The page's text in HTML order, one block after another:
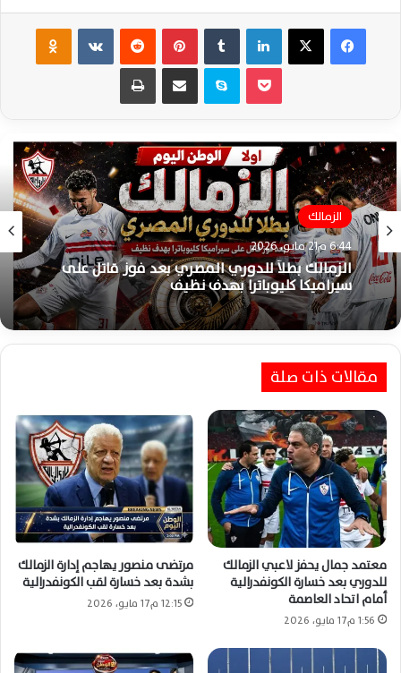
فيسبوك ‫X لينكدإن بينتيريست ‏VKontakte
سكايب مشاركة عبر البريد طباعة
الزمالك
6:44 م21 مايو، 2026
الزمالك بطلاً للدوري المصري بعد فوز قاتل على
سيراميكا كليوباترا بهدف نظيف
الزمالك
4:14 م21 مايو، 2026
قفزة تاريخية في أسعار نجوم الزمالك بعد حصد
لقب الدوري المصري
مقالات ذات صلة
معتمد جمال يحفز لاعبي الزمالك
للدوري بعد خسارة الكونفدرالية
أمام اتحاد العاصمة
1:56 م17 مايو، 2026
مرتضى منصور يهاجم إدارة الزمالك
بشدة بعد خسارة لقب الكونفدرالية
12:15 م17 مايو، 2026